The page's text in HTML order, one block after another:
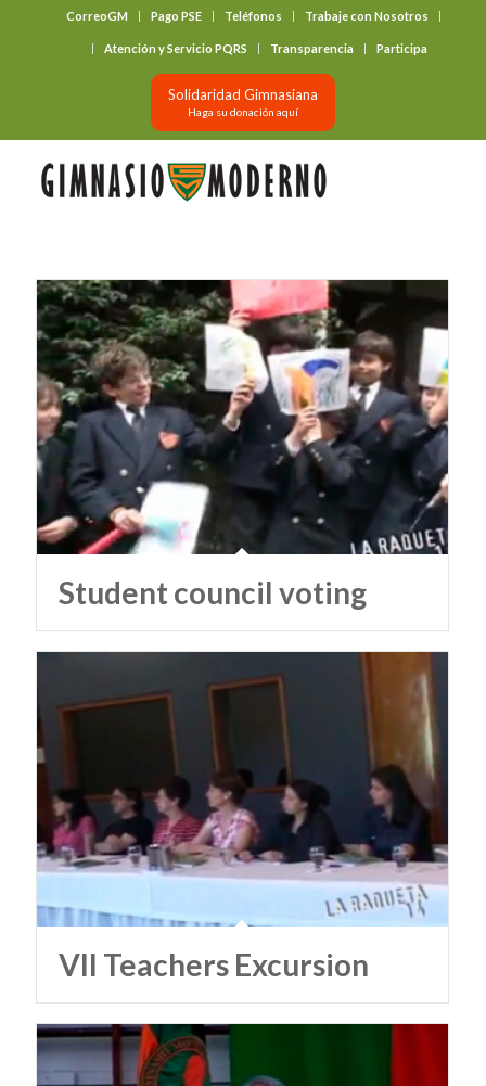
CorreoGM Pago PSE Teléfonos Trabaje con Nosotros
Atención y Servicio PQRS Transparencia Participa
Solidaridad Gimnasiana
Haga su donación aquí
Student council voting
VII Teachers Excursion